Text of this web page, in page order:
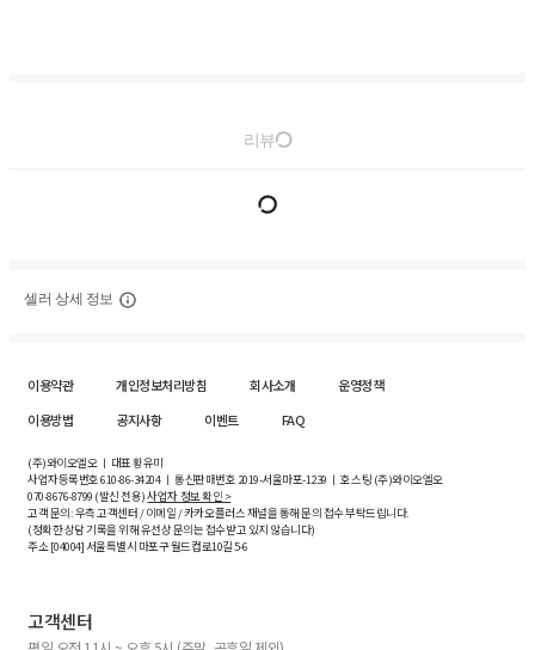
리뷰
셀러 상세 정보
이용약관 개인정보처리방침 회사소개
운영정책
이용방법
공지사항 이벤트 FAQ
(주)와이오엘오 ㅣ 대표 황유미
사업자등록번호610-86-34204ㅣ 통신판매번호 2019-서울마포-1239 ㅣ 호스팅 (주)와이오엘오
070-8676-8799 (발신 전용)사업자 정보 확인 >
고객 문의: 우측 고객센터 / 이메일 / 카카오플러스 채널을 통해 문의 접수 부탁드립니다.
(정확한 상담 기록을 위해 유선상 문의는 접수받고 있지 않습니다)
주소 [04004] 서울특별시 마포구 월드컵로10길5-6
고객센터